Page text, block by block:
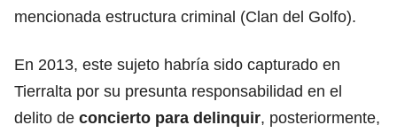
mencionada estructura criminal (Clan del Golfo).
En 2013, este sujeto habría sido capturado en
Tierralta por su presunta responsabilidad en el
delito de concierto para delinquir, posteriormente,